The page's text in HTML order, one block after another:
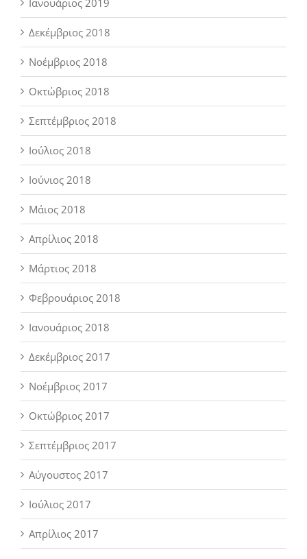
Ιανουάριος 2019
Δεκέμβριος 2018
Νοέμβριος 2018
Οκτώβριος 2018
Σεπτέμβριος 2018
Ιούλιος 2018
Ιούνιος 2018
Μάιος 2018
Απρίλιος 2018
Μάρτιος 2018
Φεβρουάριος 2018
Ιανουάριος 2018
Δεκέμβριος 2017
Νοέμβριος 2017
Οκτώβριος 2017
Σεπτέμβριος 2017
Αύγουστος 2017
Ιούλιος 2017
Απρίλιος 2017